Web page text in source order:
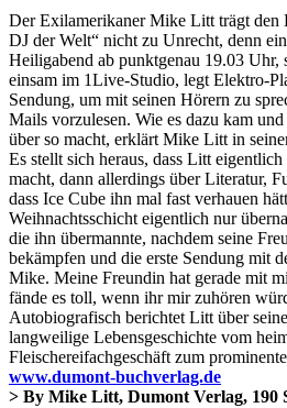
Der Exilamerikaner Mike Litt trägt den
DJ der Welt“ nicht zu Unrecht, denn
Heiligabend ab punktgenau 19.03 Uhr,
einsam im 1Live-Studio, legt Elektro-
Sendung, um mit seinen Hörern zu
Mails vorzulesen. Wie es dazu kam
über so macht, erklärt Mike Litt in
Es stellt sich heraus, dass Litt
macht, dann allerdings über Literatur,
dass Ice Cube ihn mal fast verhauen
Weihnachtsschicht eigentlich nur
die ihn übermannte, nachdem seine
bekämpfen und die erste Sendung mit
Mike. Meine Freundin hat gerade mit
fände es toll, wenn ihr mir zuhören
Autobiografisch berichtet Litt über
langweilige Lebensgeschichte vom
Fleischereifachgeschäft zum
www.dumont-buchverlag.de
> By Mike Litt, Dumont Verlag, 190